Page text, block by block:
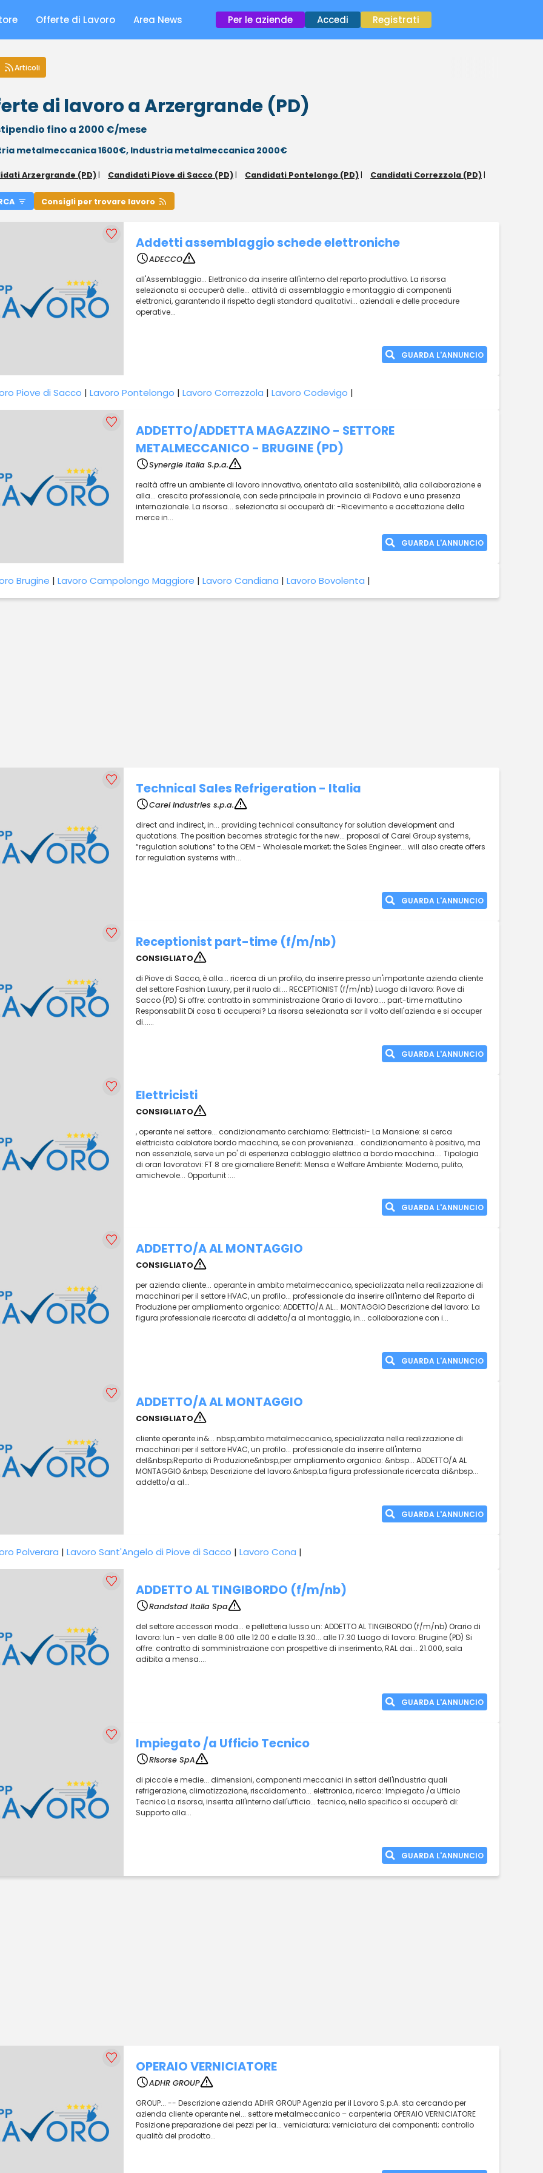
Offerte di Lavoro Area News Per le aziende Accedi Registrati
Articoli
di lavoro a Arzergrande (PD)
fino a 2000 €/mese
metalmeccanica 1600€, Industria metalmeccanica 2000€
Arzergrande (PD) | Candidati Piove di Sacco (PD) | Candidati Pontelongo (PD) | Candidati Correzzola (PD) |
Consigli per trovare lavoro
Addetti assemblaggio schede elettroniche
ADECCO
all'Assemblaggio... Elettronico da inserire all'interno del reparto produttivo. La risorsa
selezionata si occuperà delle... attività di assemblaggio e montaggio di componenti
elettronici, garantendo il rispetto degli standard qualitativi... aziendali e delle procedure
operative...
GUARDA L'ANNUNCIO
Piove di Sacco | Lavoro Pontelongo | Lavoro Correzzola | Lavoro Codevigo |
ADDETTO/ADDETTA MAGAZZINO - SETTORE
METALMECCANICO - BRUGINE (PD)
Synergie Italia S.p.a.
realtà offre un ambiente di lavoro innovativo, orientato alla sostenibilità, alla collaborazione e
alla... crescita professionale, con sede principale in provincia di Padova e una presenza
internazionale. La risorsa... selezionata si occuperà di: -Ricevimento e accettazione della
merce in...
GUARDA L'ANNUNCIO
Brugine | Lavoro Campolongo Maggiore | Lavoro Candiana | Lavoro Bovolenta |
Technical Sales Refrigeration - Italia
Carel Industries s.p.a.
direct and indirect, in... providing technical consultancy for solution development and
quotations. The position becomes strategic for the new... proposal of Carel Group systems,
“regulation solutions” to the OEM - Wholesale market; the Sales Engineer... will also create offers
for regulation systems with...
GUARDA L'ANNUNCIO
Receptionist part-time (f/m/nb)
CONSIGLIATO
di Piove di Sacco, è alla... ricerca di un profilo, da inserire presso un'importante azienda cliente
del settore Fashion Luxury, per il ruolo di:... RECEPTIONIST (f/m/nb) Luogo di lavoro: Piove di
Sacco (PD) Si offre: contratto in somministrazione Orario di lavoro:... part-time mattutino
Responsabilit Di cosa ti occuperai? La risorsa selezionata sar il volto dell'azienda e si occuper
di......
GUARDA L'ANNUNCIO
Elettricisti
CONSIGLIATO
, operante nel settore... condizionamento cerchiamo: Elettricisti- La Mansione: si cerca
elettricista cablatore bordo macchina, se con provenienza... condizionamento è positivo, ma
non essenziale, serve un po' di esperienza cablaggio elettrico a bordo macchina.... Tipologia
di orari lavoratovi: FT 8 ore giornaliere Benefit: Mensa e Welfare Ambiente: Moderno, pulito,
amichevole... Opportunit :...
GUARDA L'ANNUNCIO
ADDETTO/A AL MONTAGGIO
CONSIGLIATO
per azienda cliente... operante in ambito metalmeccanico, specializzata nella realizzazione di
macchinari per il settore HVAC, un profilo... professionale da inserire all'interno del Reparto di
Produzione per ampliamento organico: ADDETTO/A AL... MONTAGGIO Descrizione del lavoro: La
figura professionale ricercata di addetto/a al montaggio, in... collaborazione con i...
GUARDA L'ANNUNCIO
ADDETTO/A AL MONTAGGIO
CONSIGLIATO
cliente operante in&... nbsp;ambito metalmeccanico, specializzata nella realizzazione di
macchinari per il settore HVAC, un profilo... professionale da inserire all'interno
del&nbsp;Reparto di Produzione&nbsp;per ampliamento organico: &nbsp... ADDETTO/A AL
MONTAGGIO &nbsp; Descrizione del lavoro:&nbsp;La figura professionale ricercata di&nbsp...
addetto/a al...
GUARDA L'ANNUNCIO
Polverara | Lavoro Sant'Angelo di Piove di Sacco | Lavoro Cona |
ADDETTO AL TINGIBORDO (f/m/nb)
Randstad Italia Spa
del settore accessori moda... e pelletteria lusso un: ADDETTO AL TINGIBORDO (f/m/nb) Orario di
lavoro: lun - ven dalle 8.00 alle 12.00 e dalle 13.30... alle 17.30 Luogo di lavoro: Brugine (PD) Si
offre: contratto di somministrazione con prospettive di inserimento, RAL dai... 21.000, sala
adibita a mensa....
GUARDA L'ANNUNCIO
Impiegato /a Ufficio Tecnico
Risorse SpA
di piccole e medie... dimensioni, componenti meccanici in settori dell'industria quali
refrigerazione, climatizzazione, riscaldamento... elettronica, ricerca: Impiegato /a Ufficio
Tecnico La risorsa, inserita all'interno dell'ufficio... tecnico, nello specifico si occuperà di:
Supporto alla...
GUARDA L'ANNUNCIO
OPERAIO VERNICIATORE
ADHR GROUP
GROUP... -- Descrizione azienda ADHR GROUP Agenzia per il Lavoro S.p.A. sta cercando per
azienda cliente operante nel... settore metalmeccanico – carpenteria OPERAIO VERNICIATORE
Posizione preparazione dei pezzi per la... verniciatura; verniciatura dei componenti; controllo
qualità del prodotto...